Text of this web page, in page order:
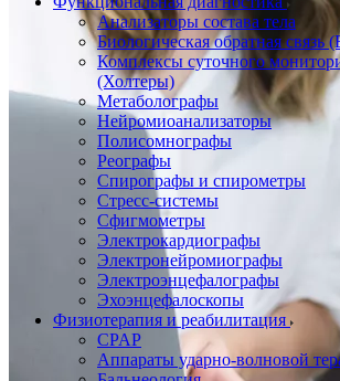
Анализаторы состава тела
Биологическая обратная связь
Комплексы суточного
(Холтеры)
Метаболографы
Нейромиоанализаторы
Полисомнографы
Реографы
Спирографы и спирометры
Стресс-системы
Сфигмометры
Электрокардиографы
Электронейромиографы
Электроэнцефалографы
Эхоэнцефалоскопы
Физиотерапия и реабилитация
CPAP
Аппараты ударно-волновой